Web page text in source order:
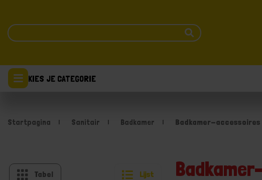
KIES JE CATEGORIE
Startpagina Sanitair Badkamer Badkamer-accessoires
Tabel Lijst